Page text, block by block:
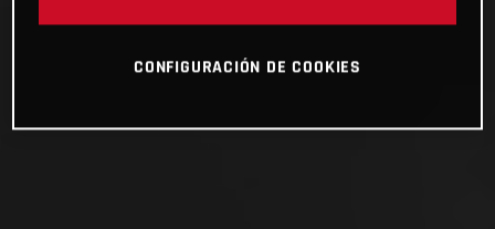
CONFIGURACIÓN DE COOKIES